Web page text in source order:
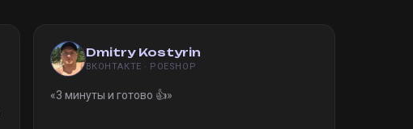
Dmitry Kostyrin
ВКОНТАКТЕ · POESHOP
«3 минуты и готово 👍»